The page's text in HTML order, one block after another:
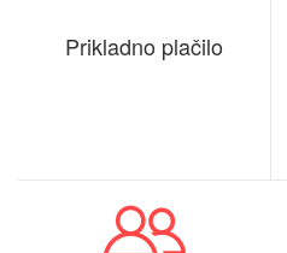
Prikladno plačilo